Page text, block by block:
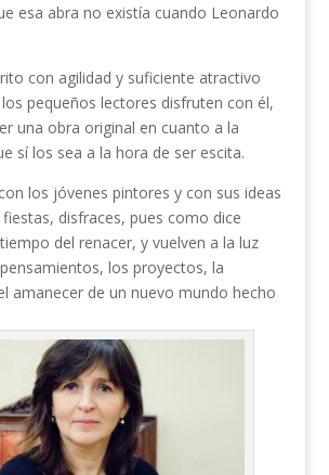
esa abra no existía cuando Leonardo
con agilidad y suficiente atractivo
pequeños lectores disfruten con él,
una obra original en cuanto a la
sí los sea a la hora de ser escita.
los jóvenes pintores y con sus ideas
disfraces, pues como dice
del renacer, y vuelven a la luz
los proyectos, la
amanecer de un nuevo mundo hecho